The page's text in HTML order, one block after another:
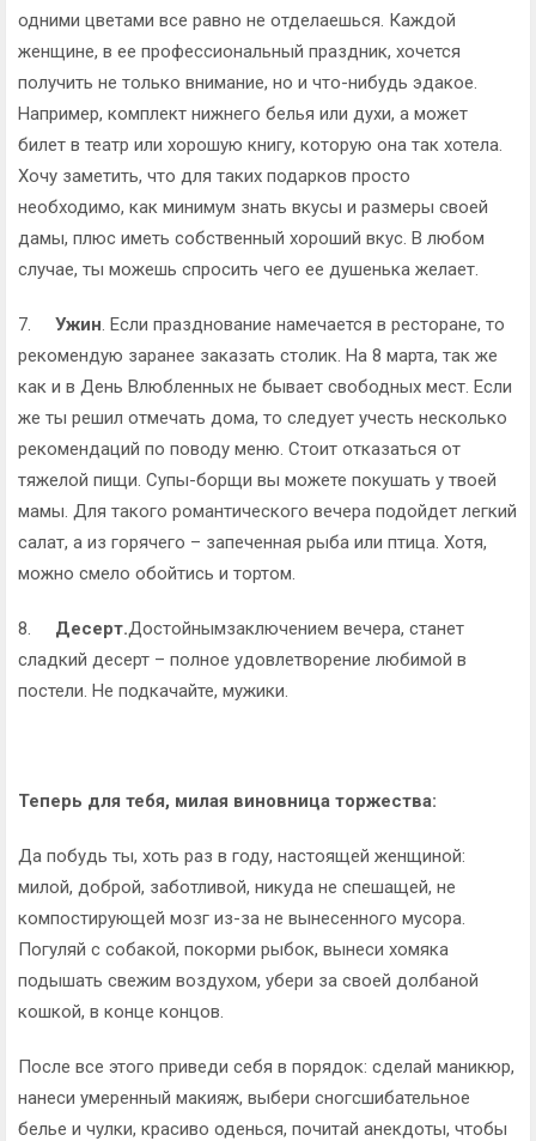
одними цветами все равно не отделаешься. Каждой
женщине, в ее профессиональный праздник, хочется
получить не только внимание, но и что-нибудь эдакое.
Например, комплект нижнего белья или духи, а может
билет в театр или хорошую книгу, которую она так хотела.
Хочу заметить, что для таких подарков просто
необходимо, как минимум знать вкусы и размеры своей
дамы, плюс иметь собственный хороший вкус. В любом
случае, ты можешь спросить чего ее душенька желает.
7. Ужин. Если празднование намечается в ресторане, то
рекомендую заранее заказать столик. На 8 марта, так же
как и в День Влюбленных не бывает свободных мест. Если
же ты решил отмечать дома, то следует учесть несколько
рекомендаций по поводу меню. Стоит отказаться от
тяжелой пищи. Супы-борщи вы можете покушать у твоей
мамы. Для такого романтического вечера подойдет легкий
салат, а из горячего – запеченная рыба или птица. Хотя,
можно смело обойтись и тортом.
8. Десерт.Достойнымзаключением вечера, станет
сладкий десерт – полное удовлетворение любимой в
постели. Не подкачайте, мужики.
Теперь для тебя, милая виновница торжества:
Да побудь ты, хоть раз в году, настоящей женщиной:
милой, доброй, заботливой, никуда не спешащей, не
компостирующей мозг из-за не вынесенного мусора.
Погуляй с собакой, покорми рыбок, вынеси хомяка
подышать свежим воздухом, убери за своей долбаной
кошкой, в конце концов.
После все этого приведи себя в порядок: сделай маникюр,
нанеси умеренный макияж, выбери сногсшибательное
белье и чулки, красиво оденься, почитай анекдоты, чтобы